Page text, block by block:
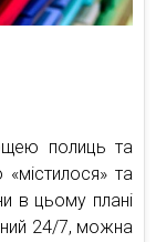
полиць та
та
в цьому плані
24/7, можна